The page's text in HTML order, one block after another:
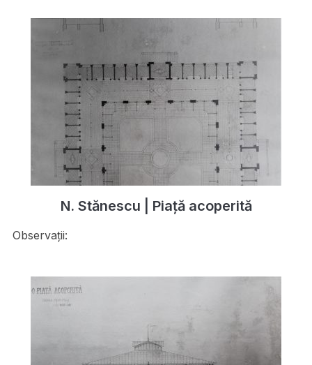
N. Stănescu | Piață acoperită
Observații: